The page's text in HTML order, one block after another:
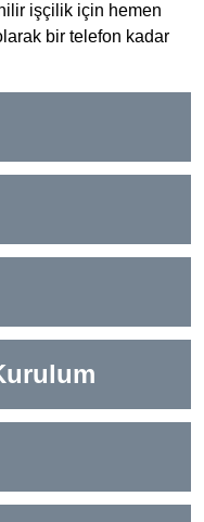
işçilik için hemen
bir telefon kadar